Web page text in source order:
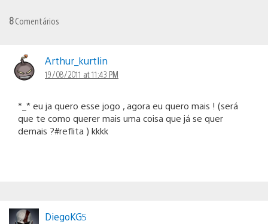
8Comentários
Arthur_kurtlin
19/08/2011 at 11:43 PM
*_* eu ja quero esse jogo , agora eu quero mais ! (será
que te como querer mais uma coisa que já se quer
demais ?#reflita ) kkkk
DiegoKG5